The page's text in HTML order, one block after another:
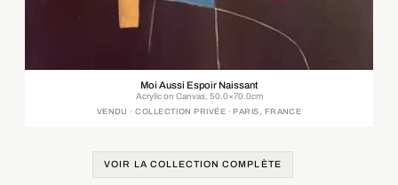
Moi Aussi Espoir Naissant
Acrylic on Canvas, 50.0×70.0cm
VENDU · COLLECTION PRIVÉE · PARIS, FRANCE
VOIR LA COLLECTION COMPLÈTE